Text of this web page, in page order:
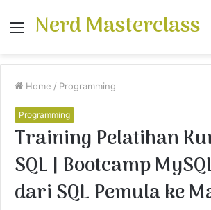
Menu
Nerd Masterclass
Home / Programming
Programming
Training Pelatihan
SQL | Bootcamp
dari SQL Pemula ke